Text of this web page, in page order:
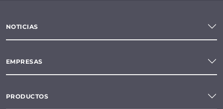
NOTICIAS
EMPRESAS
PRODUCTOS